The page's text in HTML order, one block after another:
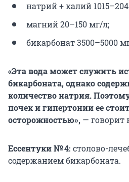
натрий + калий
магний 20–150 мг/л;
бикарбонат 3500–5000
«Эта вода может служить
бикарбоната, однако
количество натрия.
почек и гипертонии ее
осторожностью», — говорит
Ессентуки № 4: столово-
содержанием бикарбоната.